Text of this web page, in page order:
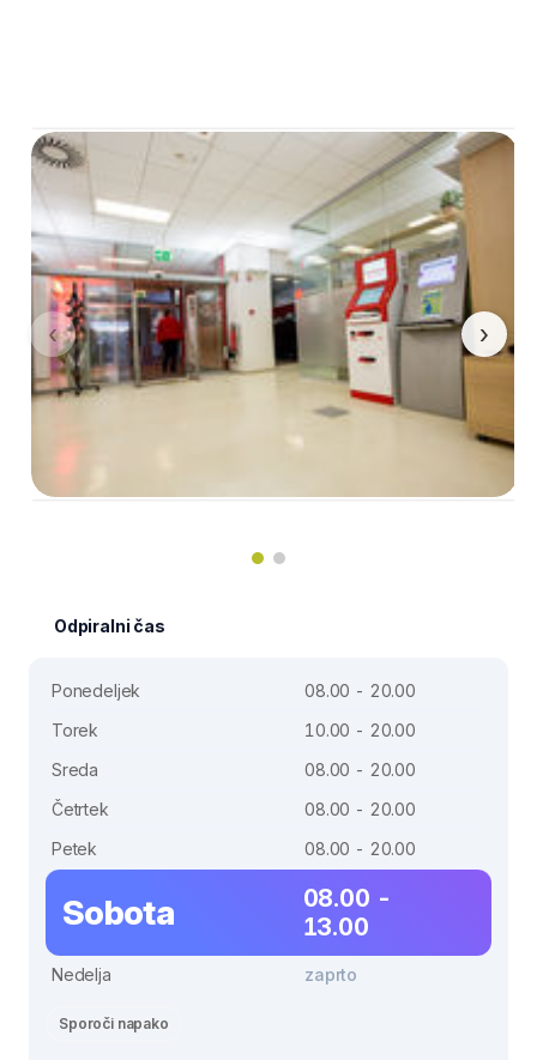
‹ ›
Odpiralni čas
Ponedeljek
08.00 - 20.00
Torek
10.00 - 20.00
Sreda
08.00 - 20.00
Četrtek
08.00 - 20.00
Petek
08.00 - 20.00
Sobota
08.00 -
13.00
Nedelja zaprto
Sporoči napako